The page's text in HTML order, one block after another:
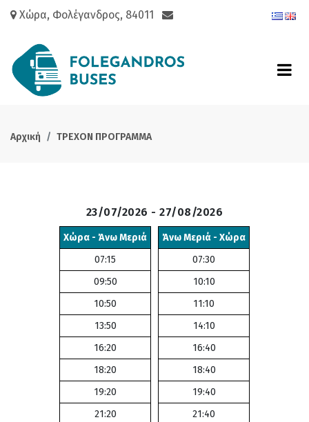
Χώρα, Φολέγανδρος, 84011
Αρχική ΤΡΕΧΟΝ ΠΡΟΓΡΑΜΜΑ
23/07/2026 - 27/08/2026
Χώρα - Άνω Μεριά
07:15
09:50
10:50
13:50
16:20
18:20
19:20
21:20
Άνω Μεριά - Χώρα
07:30
10:10
11:10
14:10
16:40
18:40
19:40
21:40